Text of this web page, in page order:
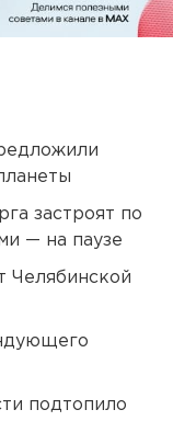
застроят по
— на паузе
Челябинской
подтопило